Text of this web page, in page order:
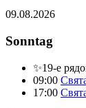
09.08.2026
Sonntag
✨19-е
09:00
17:00